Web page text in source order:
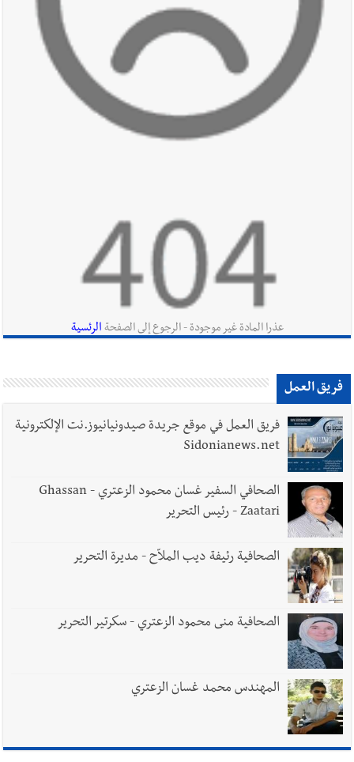
في صيدا نتيجة الانقطاع المتكرر لخط الخدمات الكهربائي
أخبار لبنان
بالصور : قائد الجيش اللبناني العماد رودولف هيكل شدد
خلال استقباله قائد القوة المشتركة الألمانية اللواء Alexander
إنفجار مرفأ أم إنفجار دولة؟... كيف نحمي لبنان؟
أخبار لبنان
راتب النائب من 3 آلاف إلى 5 آلاف دولار شهرياً...
فكيف أقرّت الزيادة؟
أخبار لبنان
العالم العربي
يبقى الشعب الفلسطيني يعيش كل هذا الألم؟ وإلى متى تستمر هذه
المعاناة التي تمزق القلوب والضمائر؟
عذرا المادة غير موجودة - الرجوع إلى الصفحة الرئسية
فريق العمل
فريق العمل في موقع جريدة صيدونيانيوز.نت الإلكترونية
Sidonianews.net
الصحافي السفير غسان محمود الزعتري - Ghassan
Zaatari - رئيس التحرير
الصحافية رئيفة ديب الملاّح - مديرة التحرير
الصحافية منى محمود الزعتري - سكرتير التحرير
المهندس محمد غسان الزعتري